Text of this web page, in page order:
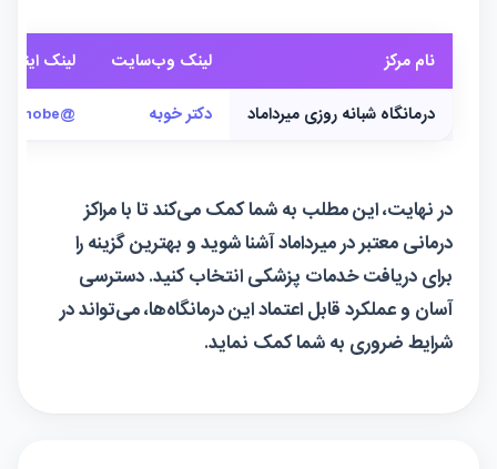
نام مرکز لینک وب‌سایت لینک
درمانگاه شبانه روزی میرداماد دکتر خوبه @doctorkhobe
در نهایت، این مطلب به شما کمک می‌کند تا با مراکز
درمانی معتبر در میرداماد آشنا شوید و بهترین گزینه را
برای دریافت خدمات پزشکی انتخاب کنید. دسترسی
آسان و عملکرد قابل اعتماد این درمانگاه‌ها، می‌تواند در
شرایط ضروری به شما کمک نماید.